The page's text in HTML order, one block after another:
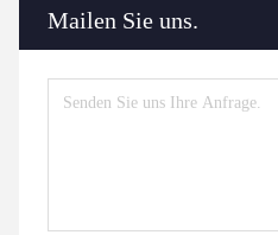
Mailen Sie uns.